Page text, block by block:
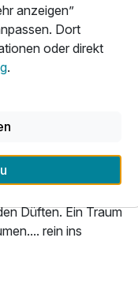
den Teller kommt,
und nachhaltig,
der regionalen
seit Jahren
das „Kleine
lädt zum
Düften. Ein Traum
rein ins
anzeigen”
Dort
oder direkt
.